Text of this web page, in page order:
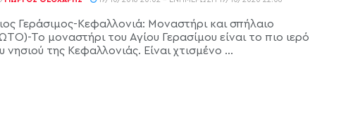
Γεράσιμος-Κεφαλλονιά: Μοναστήρι και σπήλαιο
Το μοναστήρι του Αγίου Γερασίμου είναι το πιο ιερό
νησιού της Κεφαλλονιάς. Είναι χτισμένo ...